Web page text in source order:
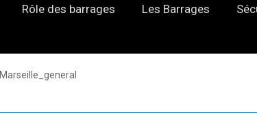
Rôle des barrages Les Barrages
Marseille_general